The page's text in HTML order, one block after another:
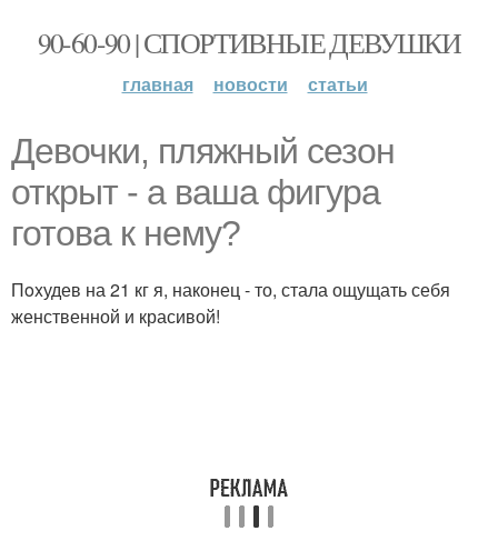
90-60-90 | СПОРТИВНЫЕ ДЕВУШКИ
главная новости статьи
Девочки, пляжный сезон
открыт - а ваша фигура
готова к нему?
Пoxудев на 21 кг я, наконец - то, стала ощущать себя
женственной и красивой!